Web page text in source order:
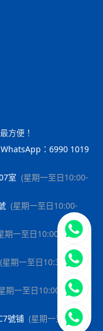
方便！
WhatsApp：6990 1019
室 (星期一至日10:00-
(星期一至日10:00-
期一至日10:00-
(星期一至日10:30-
期一至日10:00-
號铺 (星期一至日
立即